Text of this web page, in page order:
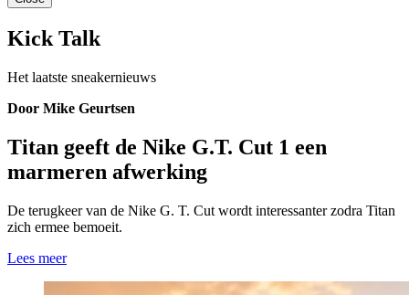
Kick Talk
Het laatste sneakernieuws
Door Mike Geurtsen
Titan geeft de Nike G.T. Cut 1 een
marmeren afwerking
De terugkeer van de Nike G. T. Cut wordt interessanter zodra Titan
zich ermee bemoeit.
Lees meer